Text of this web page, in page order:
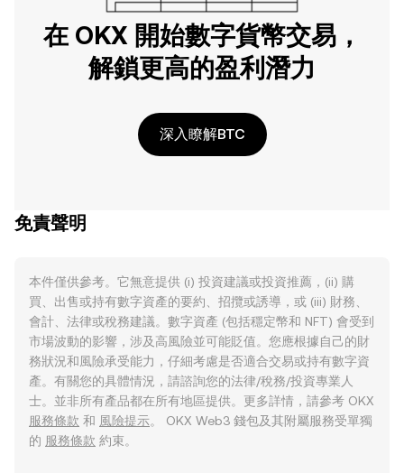
在 OKX 開始數字貨幣交易，
解鎖更高的盈利潛力
深入瞭解BTC
免責聲明
本件僅供參考。它無意提供 (i) 投資建議或投資推薦，(ii) 購
買、出售或持有數字資產的要約、招攬或誘導，或 (iii) 財務、
會計、法律或稅務建議。數字資產 (包括穩定幣和 NFT) 會受到
市場波動的影響，涉及高風險並可能貶值。您應根據自己的財
務狀況和風險承受能力，仔細考慮是否適合交易或持有數字資
產。有關您的具體情況，請諮詢您的法律/稅務/投資專業人
士。並非所有產品都在所有地區提供。更多詳情，請參考 OKX
服務條款 和 風險提示。 OKX Web3 錢包及其附屬服務受單獨
的 服務條款 約束。